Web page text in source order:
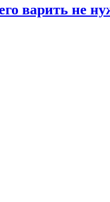
варить не